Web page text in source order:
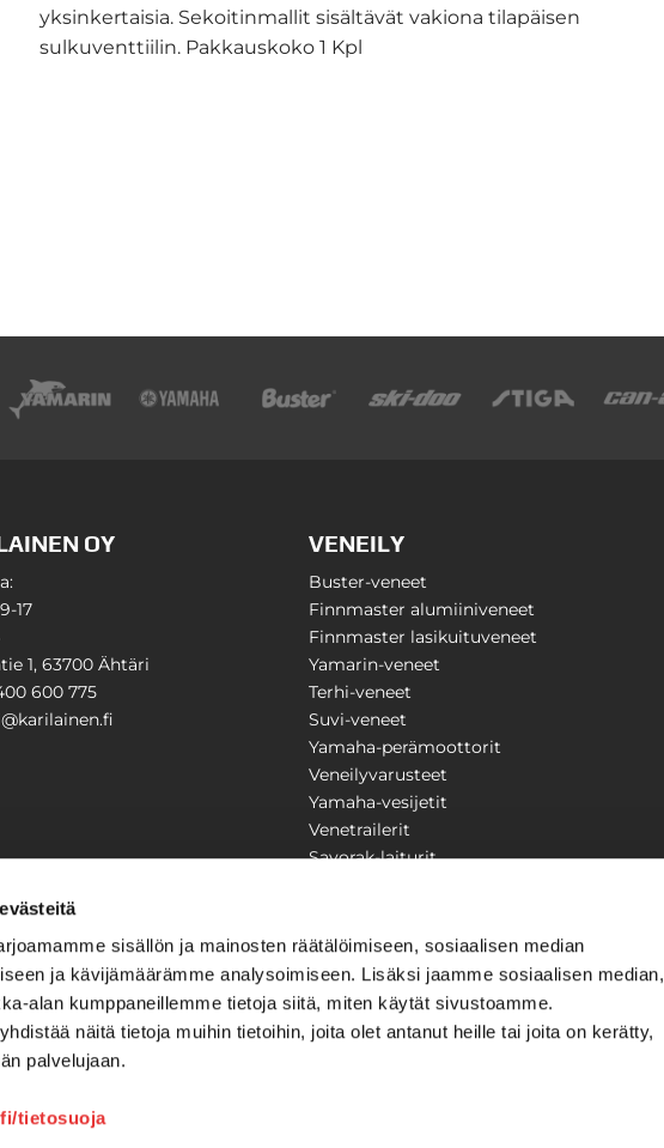
sisällön ja mainosten räätälöimiseen, sosiaalisen median
ja kävijämäärämme analysoimiseen. Lisäksi jaamme sosiaalisen median,
alan kumppaneillemme tietoja siitä, miten käytät sivustoamme.
näitä tietoja muihin tietoihin, joita olet antanut heille tai joita on kerätty,
palvelujaan.
tietosuoja
yksinkertaisia. Sekoitinmallit sisältävät vakiona tilapäisen
sulkuventtiilin. Pakkauskoko 1 Kpl
OY
17
1, 63700 Ähtäri
600 775
VENEILY
Buster-veneet
Finnmaster alumiiniveneet
Finnmaster lasikuituveneet
Yamarin-veneet
Terhi-veneet
Suvi-veneet
Yamaha-perämoottorit
Veneilyvarusteet
Yamaha-vesijetit
Venetrailerit
Savorak-laiturit
PUUTARHA
mönkijät
Yritysesittely
Yhteystiedot
Huolto ja korjaamo
Ajankohtaista